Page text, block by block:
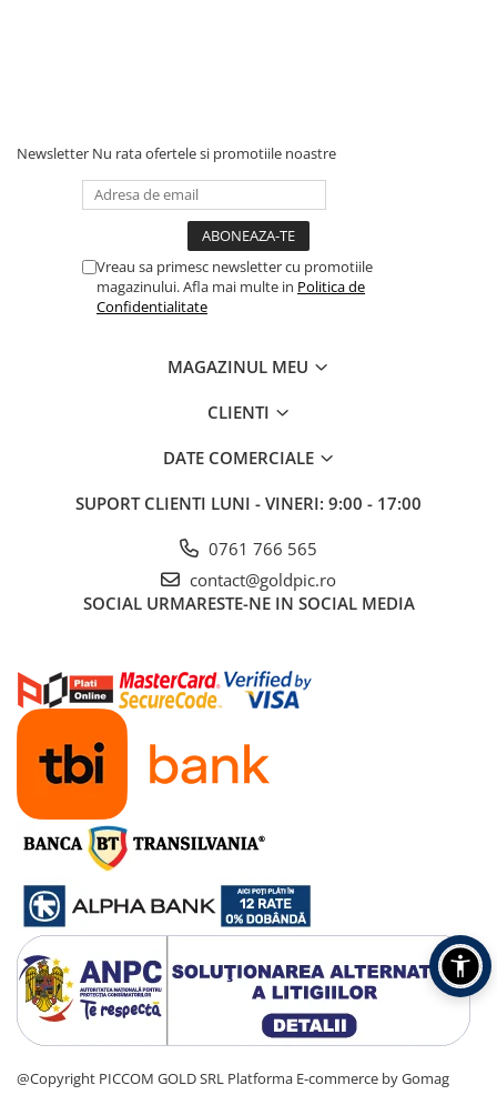
Newsletter Nu rata ofertele si promotiile noastre
Vreau sa primesc newsletter cu promotiile
magazinului. Afla mai multe in Politica de
Confidentialitate
MAGAZINUL MEU
CLIENTI
DATE COMERCIALE
SUPORT CLIENTI LUNI - VINERI: 9:00 - 17:00
0761 766 565
contact@goldpic.ro
SOCIAL URMARESTE-NE IN SOCIAL MEDIA
@Copyright PICCOM GOLD SRL Platforma E-commerce by Gomag